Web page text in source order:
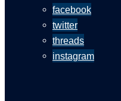
facebook
twitter
threads
instagram